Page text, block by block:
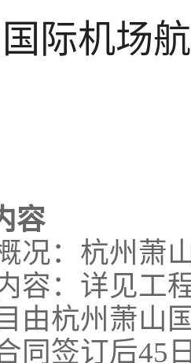
际机场
容
况：杭州萧
容：详见工
由杭州萧山
同签订后45